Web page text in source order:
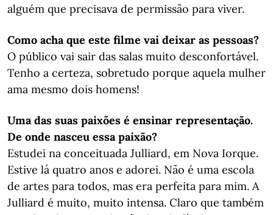
alguém que precisava de permissão para viver.
Como acha que este filme vai deixar as pessoas?
O público vai sair das salas muito desconfortável.
Tenho a certeza, sobretudo porque aquela mulher
ama mesmo dois homens!
Uma das suas paixões é ensinar representação.
De onde nasceu essa paixão?
Estudei na conceituada Julliard, em Nova Iorque.
Estive lá quatro anos e adorei. Não é uma escola
de artes para todos, mas era perfeita para mim. A
Julliard é muito, muito intensa. Claro que também